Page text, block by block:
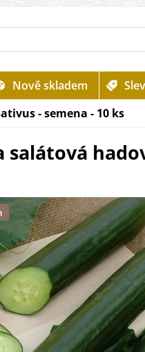
Nově skladem
- semena - 10 ks
salátová